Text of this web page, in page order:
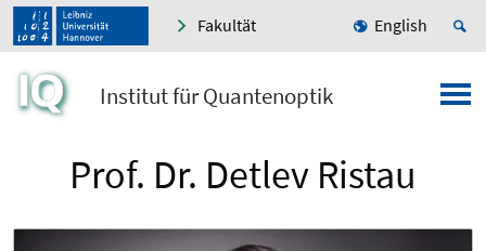
Fakultät English
Institut für Quantenoptik
Prof. Dr. Detlev Ristau